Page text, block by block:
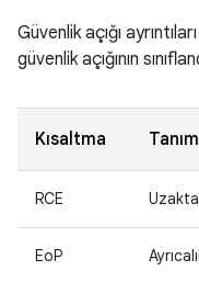
Güvenlik açığı
güvenlik açığının
Kısaltma Tanım
RCE
EoP